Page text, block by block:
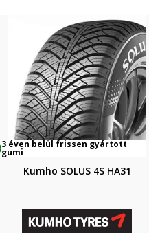
3 éven belül frissen gyártott
gumi
Kumho SOLUS 4S HA31